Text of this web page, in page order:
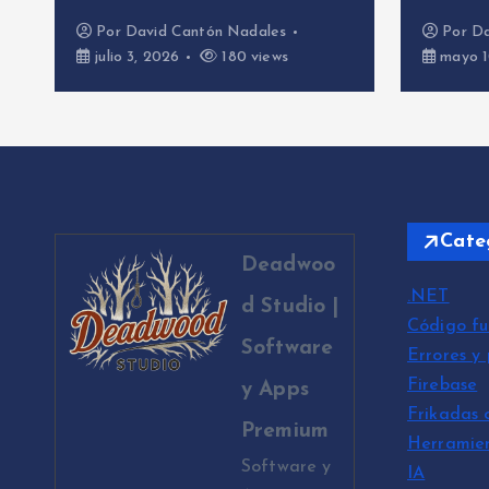
PorDavid Cantón Nadales
mayo 10, 2026
Deadwoo
d Studio |
Software
y Apps
Premium
Software y
.NET
Código
Errores y
Firebase
Frikadas
IA